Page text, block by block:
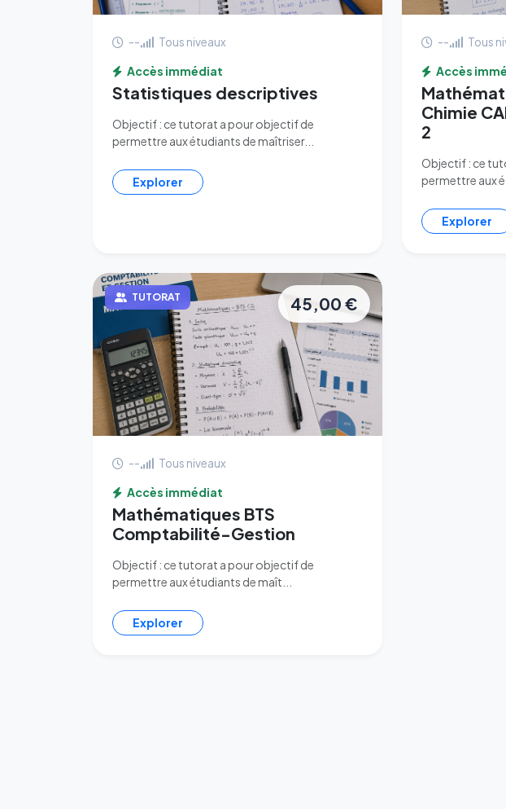
-- Tous niveaux
Accès immédiat
Statistiques descriptives
Objectif : ce tutorat a pour objectif de
permettre aux étudiants de maîtriser...
Explorer
-- Tous
Accès
Chimie
2
Objectif : ce
permettre aux
Explorer
TUTORAT
-- Tous niveaux
Accès immédiat
Mathématiques BTS
Comptabilité-Gestion
Objectif : ce tutorat a pour objectif de
permettre aux étudiants de maît...
45,00 €
Explorer